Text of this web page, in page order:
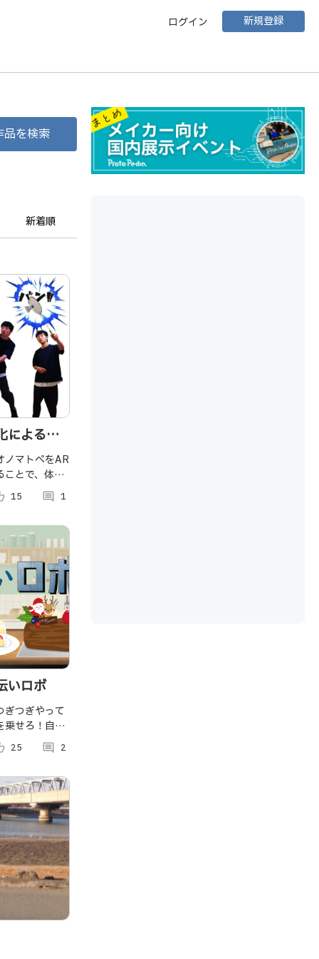
ログイン 新規登録
品を検索
新着順
によるマ
ノマトペをAR
ことで、体験
ることを目的
15 comment 1
いロボ
ぎつぎやって
乗せろ！自転
ーラをつかっ
体験型ミニ
初Unity．
25 comment 2